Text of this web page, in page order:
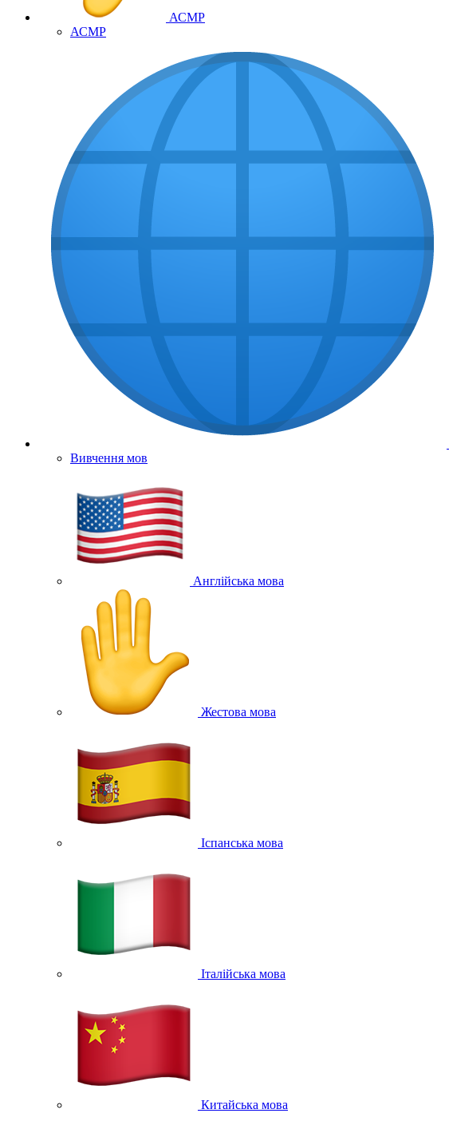
АСМР
АСМР
Вивчення мов
Англійська мова
Жестова мова
Іспанська мова
Італійська мова
Китайська мова